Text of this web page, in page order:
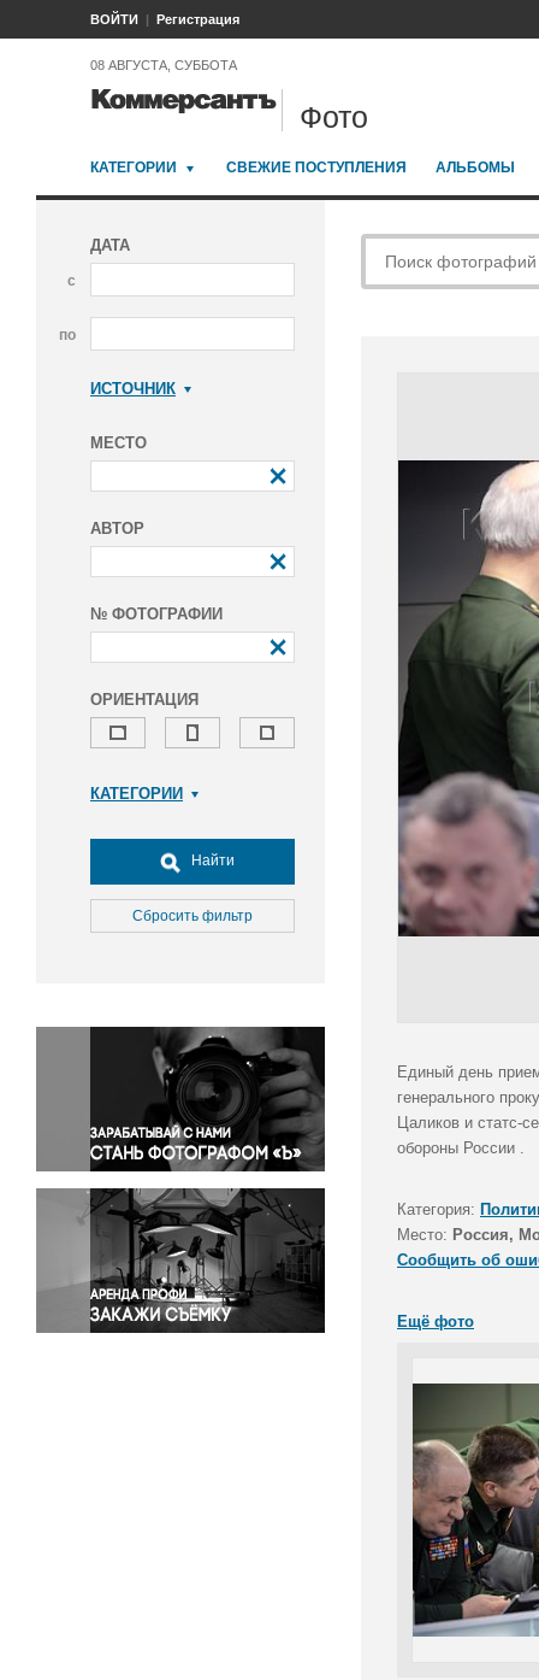
ВОЙТИ Регистрация
08 АВГУСТА, СУББОТА
Фото
КАТЕГОРИИ СВЕЖИЕ ПОСТУПЛЕНИЯ АЛЬБОМЫ
ДАТА
с
по
ИСТОЧНИК
МЕСТО
АВТОР
№ ФОТОГРАФИИ
ОРИЕНТАЦИЯ
КАТЕГОРИИ
Досуг, туризм и отдых
Культура
Медицина
Окружающая среда
Политика
Правосудие
Происшествия и конфликты
Религия
Светская жизнь
Спорт
Экология
Экономика и бизнес
Найти
Сбросить фильтр
Единый день
генерального
Цаликов и статс-
обороны России .
Категория:
Место: Россия,
Сообщить об
Ещё фото